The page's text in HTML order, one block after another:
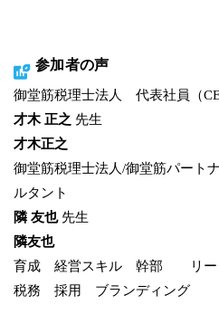
参加者の声
御堂筋税理士法人 代表社員（
才木 正之 先生
才木正之
御堂筋税理士法人/御堂筋パート
ルタント
隣 友也先生
隣友也
育成 経営スキル 幹部 リー
税務 採用 ブランディング